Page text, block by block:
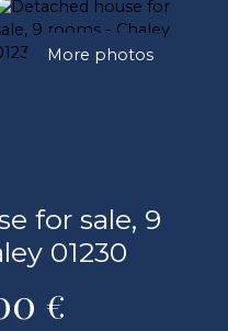
More photos
for sale, 9
01230
€